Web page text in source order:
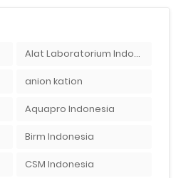
Alat Laboratorium Indonesia
anion kation
Aquapro Indonesia
Birm Indonesia
CSM Indonesia